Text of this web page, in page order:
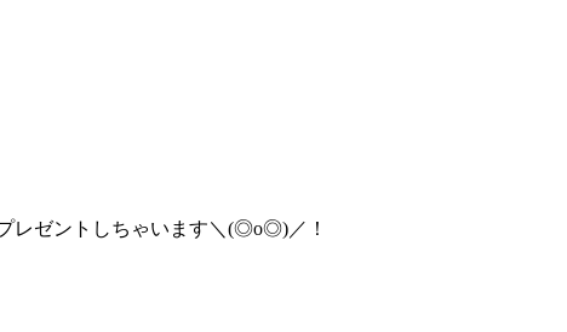
レゼントしちゃいます＼(◎o◎)／！